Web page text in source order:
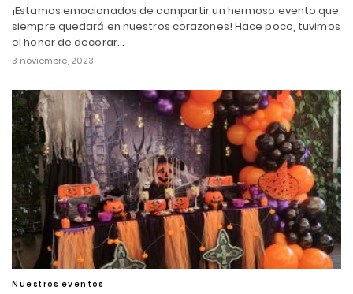
¡Estamos emocionados de compartir un hermoso evento que
siempre quedará en nuestros corazones! Hace poco, tuvimos
el honor de decorar…
3 noviembre, 2023
Nuestros eventos